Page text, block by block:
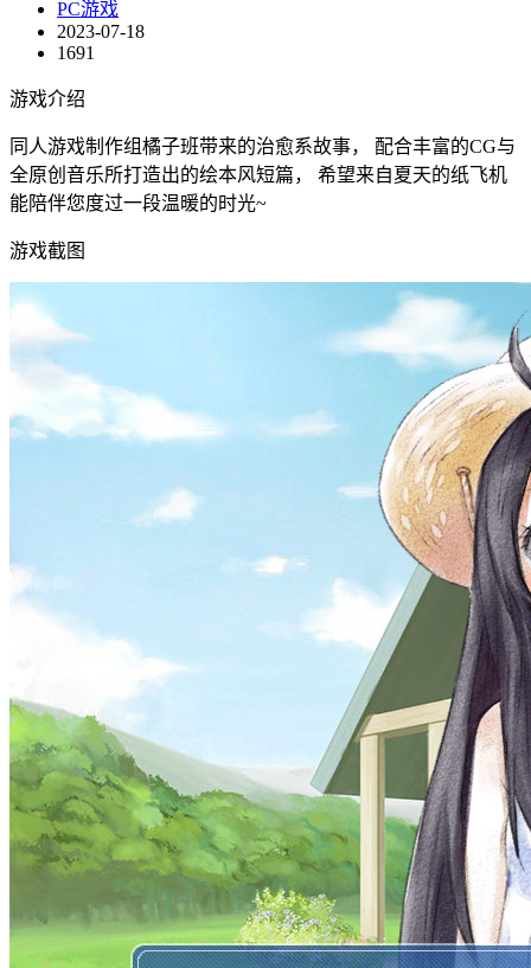
PC游戏
2023-07-18
1691
游戏介绍
同人游戏制作组橘子班带来的治愈系故事， 配合丰富的CG与
全原创音乐所打造出的绘本风短篇， 希望来自夏天的纸飞机
能陪伴您度过一段温暖的时光~
游戏截图